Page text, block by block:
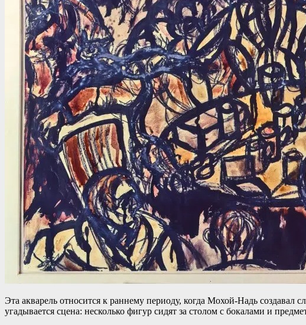
Эта акварель относится к раннему периоду, когда Мохой-Надь
угадывается сцена: несколько фигур сидят за столом с бокалами и